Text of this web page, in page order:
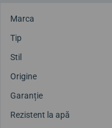
Marca
Tip
Stil
Origine
Garanție
Rezistent la apă